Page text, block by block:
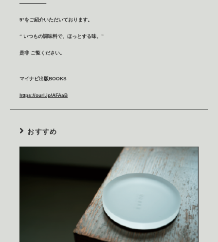
—————–
9°をご紹介いただいております。
“ いつもの調味料で、ほっとする味。”
是非 ご覧ください。
マイナビ出版BOOKS
https://ourl.jp/AFAaB
おすすめ